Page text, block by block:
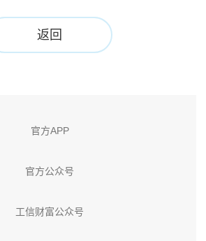
返回
官方APP
官方公众号
工信财富公众号